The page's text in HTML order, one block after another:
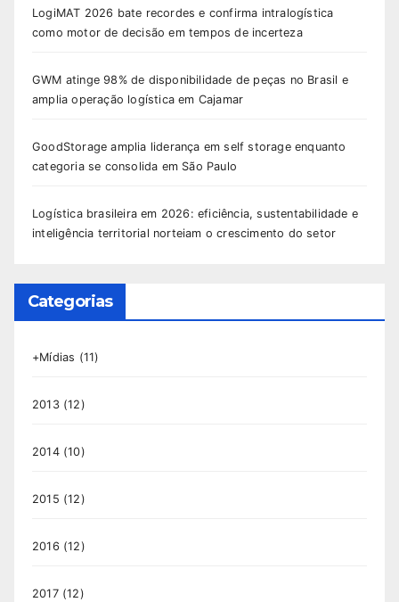
LogiMAT 2026 bate recordes e confirma intralogística
como motor de decisão em tempos de incerteza
GWM atinge 98% de disponibilidade de peças no Brasil e
amplia operação logística em Cajamar
GoodStorage amplia liderança em self storage enquanto
categoria se consolida em São Paulo
Logística brasileira em 2026: eficiência, sustentabilidade e
inteligência territorial norteiam o crescimento do setor
Categorias
+Mídias (11)
2013(12)
2014(10)
2015 (12)
2016 (12)
2017(12)